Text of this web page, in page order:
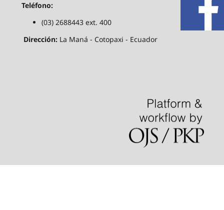
Teléfono:
(03) 2688443 ext. 400
Dirección: La Maná - Cotopaxi - Ecuador